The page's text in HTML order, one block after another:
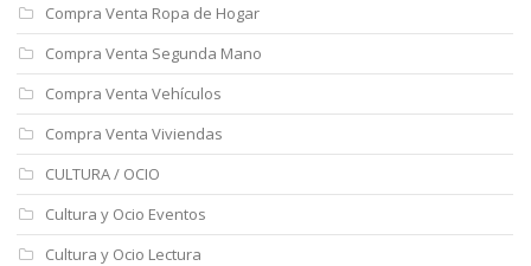
Compra Venta Ropa de Hogar
Compra Venta Segunda Mano
Compra Venta Vehículos
Compra Venta Viviendas
CULTURA / OCIO
Cultura y Ocio Eventos
Cultura y Ocio Lectura